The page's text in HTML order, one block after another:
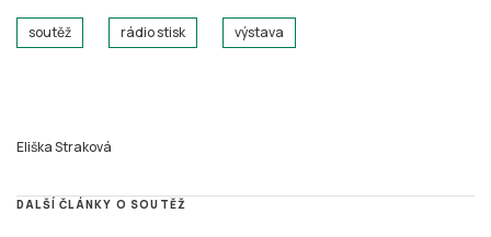
soutěž rádio stisk výstava
Eliška Straková
DALŠÍ ČLÁNKY O SOUTĚŽ